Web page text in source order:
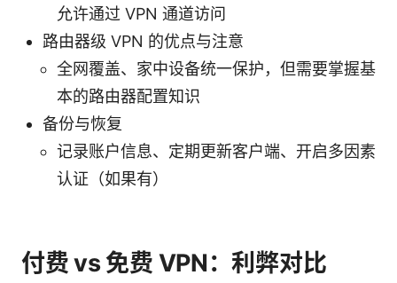
允许通过 VPN 通道访问
路由器级 VPN 的优点与注意
全网覆盖、家中设备统一保护，但需要掌握基
本的路由器配置知识
备份与恢复
记录账户信息、定期更新客户端、开启多因素
认证（如果有）
付费 vs 免费 VPN：利弊对比